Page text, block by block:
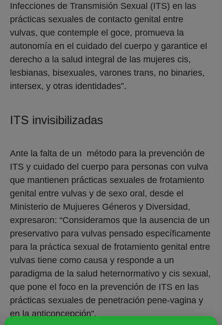
Infecciones de Transmisión Sexual (ITS) en las
prácticas sexuales de contacto genital entre
vulvas, que contemple el goce, promueva la
autonomía en el cuidado del cuerpo y garantice el
derecho a la salud integral de las mujeres cis,
lesbianas, bisexuales, varones trans, no binaries,
intersex, y otras identidades”.
ITS invisibilizadas
Ante la falta de un método para la prevención de
ITS y cuidado del cuerpo para personas con vulva
que mantienen prácticas sexuales de frotamiento
genital entre vulvas y de sexo oral, desde el
Ministerio de Mujueres Géneros y Diversidad,
expresaron: “Consideramos que la ausencia de un
preservativo para vulvas pensado específicamente
para la práctica sexual de frotamiento genital entre
vulvas tiene como causa y responde a un
paradigma de la salud heternormativo y cis sexual,
que pone el foco en la prevención de ITS en las
prácticas sexuales de penetración pene-vagina y
en la anticoncepción”.